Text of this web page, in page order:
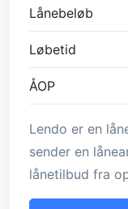
Lånebeløb
Løbetid
ÅOP
Lendo er en
sender en
lånetilbud fra